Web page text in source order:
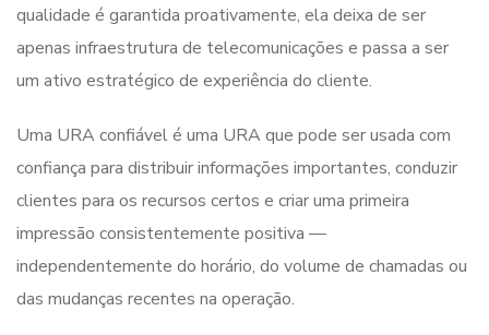
qualidade é garantida proativamente, ela deixa de ser
apenas infraestrutura de telecomunicações e passa a ser
um ativo estratégico de experiência do cliente.
Uma URA confiável é uma URA que pode ser usada com
confiança para distribuir informações importantes, conduzir
clientes para os recursos certos e criar uma primeira
impressão consistentemente positiva —
independentemente do horário, do volume de chamadas ou
das mudanças recentes na operação.